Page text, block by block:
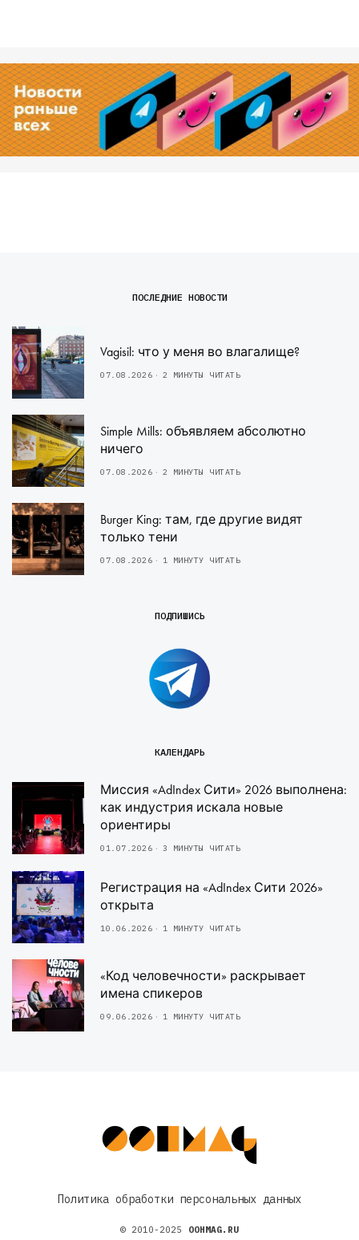
ПОСЛЕДНИЕ НОВОСТИ
Vagisil: что у меня во влагалище?
07.08.2026 2 МИНУТЫ ЧИТАТЬ
Simple Mills: объявляем абсолютно
ничего
07.08.2026 2 МИНУТЫ ЧИТАТЬ
Burger King: там, где другие видят
только тени
07.08.2026 1 МИНУТУ ЧИТАТЬ
ПОДПИШИСЬ
КАЛЕНДАРЬ
Миссия «AdIndex Сити» 2026 выполнена:
как индустрия искала новые
ориентиры
01.07.2026 3 МИНУТЫ ЧИТАТЬ
Регистрация на «AdIndex Сити 2026»
открыта
10.06.2026 1 МИНУТУ ЧИТАТЬ
«Код человечности» раскрывает
имена спикеров
09.06.2026 1 МИНУТУ ЧИТАТЬ
Политика обработки персональных данных
© 2010-2025 OOHMAG.RU